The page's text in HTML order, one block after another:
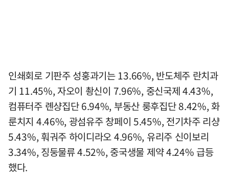
인쇄회로 기판주 성훙과기는 13.66%, 반도체주 란치과
기 11.45%, 자오이 촹신이 7.96%, 중신국제 4.43%,
컴퓨터주 롄샹집단 6.94%, 부동산 룽후집단 8.42%, 화
룬치지 4.46%, 광섬유주 창페이 5.45%, 전기차주 리샹
5.43%, 훠궈주 하이디라오 4.96%, 유리주 신이보리
3.34%, 징둥물류 4.52%, 중국생물 제약 4.24% 급등
했다.